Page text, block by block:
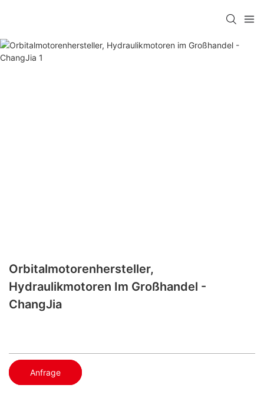
Orbitalmotorenhersteller,
Hydraulikmotoren Im Großhandel -
ChangJia
Anfrage